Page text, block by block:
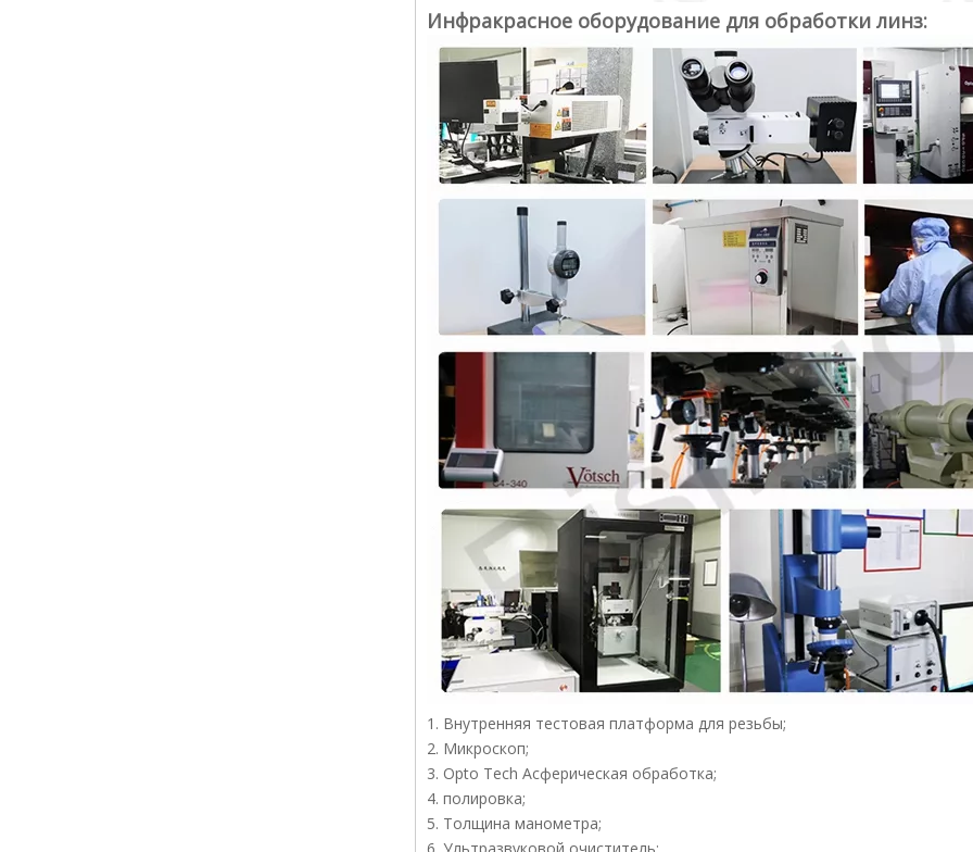
Инфракрасное оборудование для обработки линз:
1. Внутренняя тестовая платформа для резьбы;
2. Микроскоп;
3. Opto Tech Асферическая обработка;
4. полировка;
5. Толщина манометра;